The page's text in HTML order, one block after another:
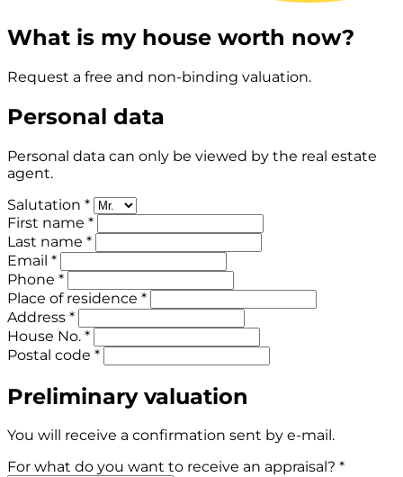
What is my house worth now?
Request a free and non-binding valuation.
Personal data
Personal data can only be viewed by the real estate
agent.
Salutation *
First name *
Last name *
Email *
Phone *
Place of residence *
Address *
House No. *
Postal code *
Preliminary valuation
You will receive a confirmation sent by e-mail.
For what do you want to receive an appraisal? *